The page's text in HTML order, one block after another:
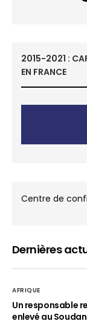
2015-2021 :
EN FRANCE
Centre de
Dernières
AFRIQUE
Un responsable
enlevé au Soudan